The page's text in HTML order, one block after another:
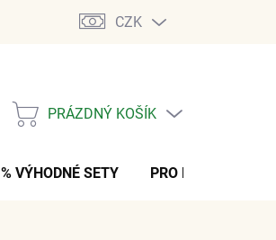
CZK
NÁKUPNÍ
PRÁZDNÝ KOŠÍK
% VÝHODNÉ SETY PRO MUŽE